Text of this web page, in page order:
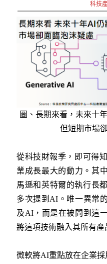
科技
圖、長期來看，未來十
但短期市場
從科技財報季，即可得
業成長最大的動力。其
馬遜和英特爾的執行長
多次提到AI。唯一異常
及AI，而是在被問到這
將這項技術融入其所有產
微軟將AI重點放在企業